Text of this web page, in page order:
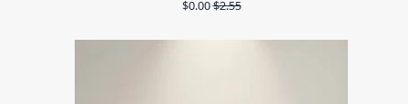
$2.55 السعر
$0.00 السعر
هو: